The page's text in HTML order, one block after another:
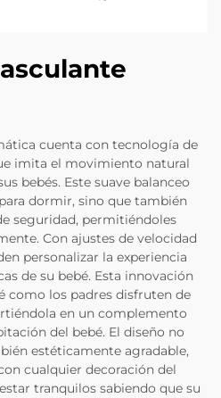
cuenta con tecnología de
imita el movimiento natural
bebés. Este suave balanceo
dormir, sino que también
seguridad, permitiéndoles
Con ajustes de velocidad
personalizar la experiencia
de su bebé. Esta innovación
como los padres disfruten de
en un complemento
del bebé. El diseño no
estéticamente agradable,
cualquier decoración del
tranquilos sabiendo que su